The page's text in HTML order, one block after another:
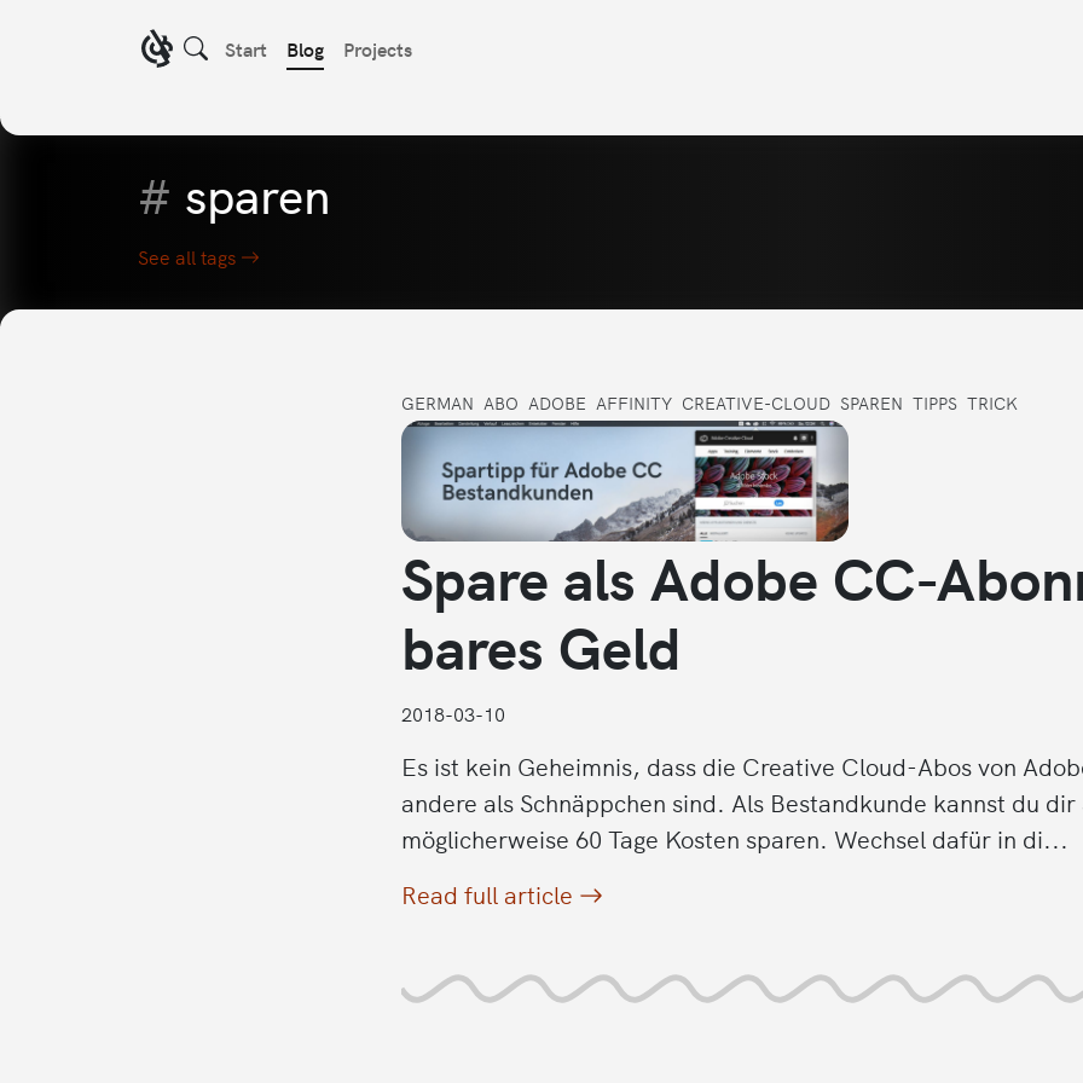
Start Blog Projects
# sparen
See all tags
GERMAN ABO ADOBE AFFINITY CREATIVE-CLOUD SPAREN TIPPS TRICK
Spare als Adobe CC-
bares Geld
2018-03-10
Es ist kein Geheimnis, dass die Creative Cloud-Abos von
andere als Schnäppchen sind. Als Bestandkunde kannst du
möglicherweise 60 Tage Kosten sparen. Wechsel dafür in di...
Read full article